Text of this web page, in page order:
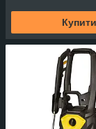
Купити